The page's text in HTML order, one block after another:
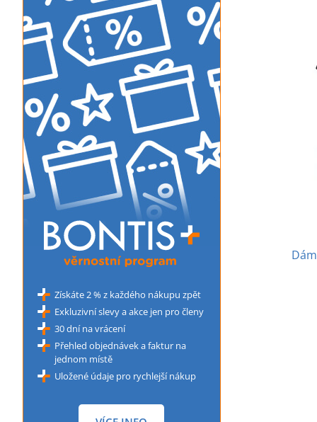
Získáte 2 % z každého nákupu zpět
Exkluzivní slevy a akce jen pro členy
30 dní na vrácení
Přehled objednávek a faktur na
jednom místě
Uložené údaje pro rychlejší nákup